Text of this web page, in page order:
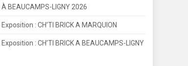
À BEAUCAMPS-LIGNY 2026
Exposition : CH’TI BRICK A MARQUION
Exposition : CH’TI BRICK A BEAUCAMPS-LIGNY